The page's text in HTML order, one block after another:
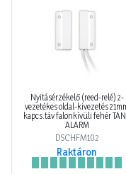
kapcs.táv falonkívüli fehér TANE
ALARM
DSCHFM102
Raktáron